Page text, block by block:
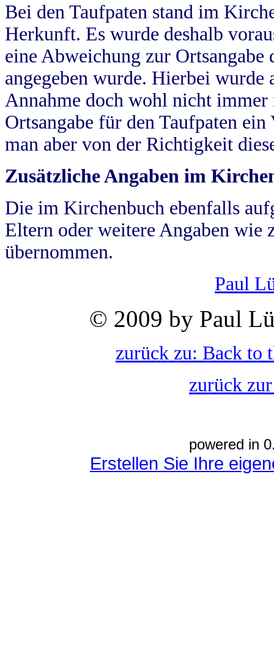
Bei den Taufpaten stand im
Herkunft. Es wurde deshalb
eine Abweichung zur
angegeben wurde. Hierbei wurde
Annahme doch wohl nicht
Ortsangabe für den Taufpaten
man aber von der Richtigkeit
Zusätzliche Angaben im
Die im Kirchenbuch ebenfalls
Eltern oder weitere Angaben wie
übernommen.
Paul
© 2009 by Paul
zurück zu: Back to
zurück
powered in
Erstellen Sie Ihre